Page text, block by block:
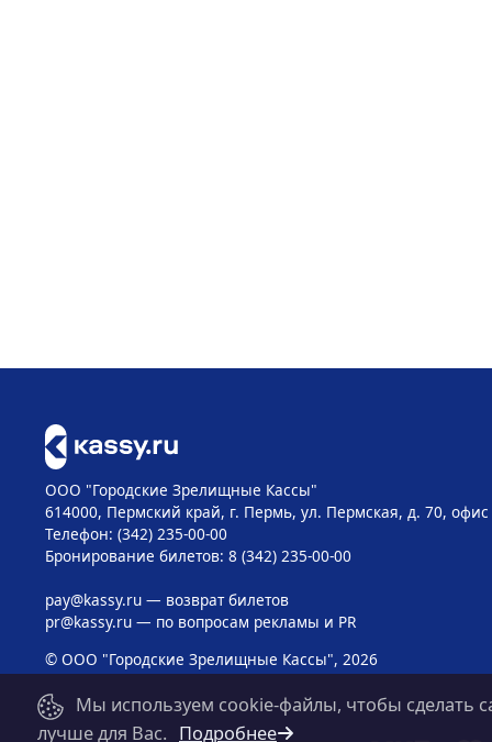
ООО "Городские Зрелищные Кассы"
614000, Пермский край, г. Пермь, ул. Пермская, д. 70, офис
Телефон: (342) 235-00-00
Бронирование билетов: 8 (342) 235-00-00
pay@kassy.ru— возврат билетов
pr@kassy.ru— по вопросам рекламы и PR
© ООО "Городские Зрелищные Кассы", 2026
Мы используем cookie-файлы, чтобы сделать
лучше для Вас. Подробнее